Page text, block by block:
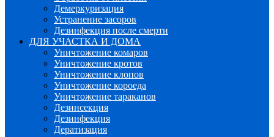
Демеркуризация
Устранение засоров
Дезинфекция после смерти
ДЛЯ УЧАСТКА И ДОМА
Уничтожение комаров
Уничтожение кротов
Уничтожение клопов
Уничтожение короеда
Уничтожение тараканов
Дезинсекция
Дезинфекция
Дератизация